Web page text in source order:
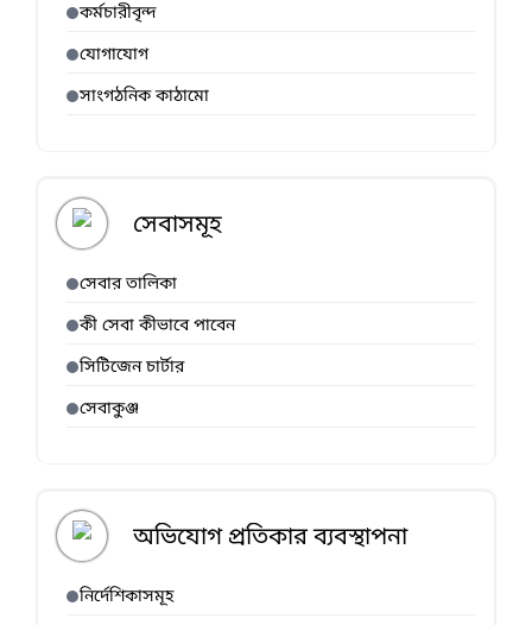
কর্মচারীবৃন্দ
যোগাযোগ
সাংগঠনিক কাঠামো
সেবাসমূহ
সেবার তালিকা
কী সেবা কীভাবে পাবেন
সিটিজেন চার্টার
সেবাকুঞ্জ
অভিযোগ প্রতিকার ব্যবস্থাপনা
নির্দেশিকাসমূহ